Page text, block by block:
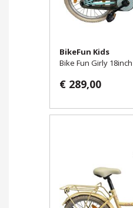
BikeFun Kids
Bike Fun Girly
€ 289,00